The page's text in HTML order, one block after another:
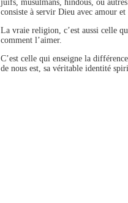
juifs, musulmans, hindous, ou
consiste à servir Dieu avec amour
La vraie religion, c’est aussi celle
comment l’aimer.
C’est celle qui enseigne la
de nous est, sa véritable identité